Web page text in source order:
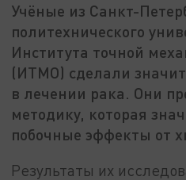
Учёные из Санкт-
политехнического
Института точной
(ИТМО) сделали
в лечении рака. Они
методику, которая
побочные эффекты от
Результаты их